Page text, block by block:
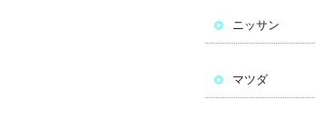
ニッサン
マツダ